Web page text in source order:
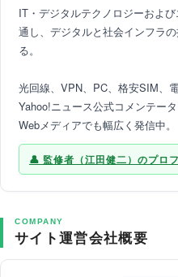
IT・デジタルテクノロジーおよ
通し、デジタルと社会インフラ
る。
光回線、VPN、PC、格安SIM、
Yahoo!ニュース公式コメンテー
Webメディアでも幅広く発信中。
監修者（江田健二）のプロ
COMPANY
サイト運営会社概要